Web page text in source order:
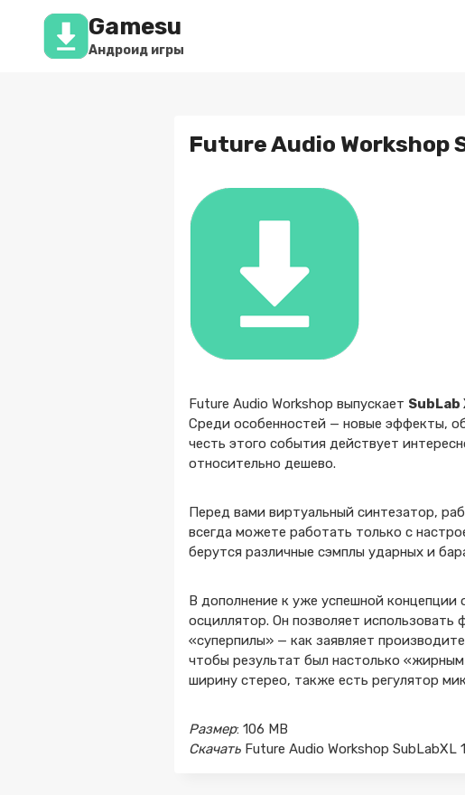
Перейти
содержимому
Gamesu
Андроид игры
Future Audio Workshop
Future Audio Workshop выпускает SubLab
Среди особенностей — новые эффекты,
честь этого события действует
относительно дешево.
Перед вами виртуальный синтезатор,
всегда можете работать только с
берутся различные сэмплы ударных и
В дополнение к уже успешной
осциллятор. Он позволяет
«суперпилы» — как заявляет
чтобы результат был настолько
ширину стерео, также есть регулятор
Размер: 106 MB
Скачать Future Audio Workshop SubLabXL